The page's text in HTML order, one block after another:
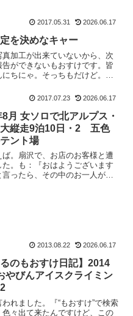
に興奮し（欲しいものがいっぱ
しのスタッフ達に...
2017.05.31 2026.06.17
を決めなキャー
真加工が出来ていないから、次
告ができないもおすけです。皆
ちにゃ。そっちもだけど。あ
定。結局さぶちんと夢の赤木沢
のはいいんだけど、その後の夏
こに行くか決めて...
2017.07.23 2026.06.17
月 女ソロで北アルプス・
縦走9泊10日・2 五色
ント場
ば。扇沢で、お店のお客様と遭
た。も：『おはようございます
言ったら、その中のお一人が、
2013.08.22 2026.06.17
るのもおすけ日記】2014
やびんアイスクライミン
れました。『“もおすけ”で検索
色々出て来たんですけど、この